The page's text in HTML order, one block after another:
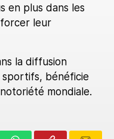
en plus dans les
leur
la diffusion
bénéficie
mondiale.